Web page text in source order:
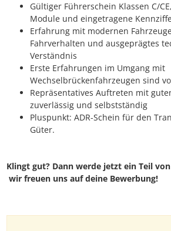
Gültiger Führerschein Klassen C/
Module und eingetragene
Erfahrung mit modernen
Fahrverhalten und ausgeprägtes
Verständnis
Erste Erfahrungen im Umgang mit
Wechselbrückenfahrzeugen sind
Repräsentatives Auftreten mit
zuverlässig und selbstständig
Pluspunkt: ADR-Schein für den
Güter.
Klingt gut? Dann werde jetzt ein Teil von
wir freuen uns auf deine Bewerbung!